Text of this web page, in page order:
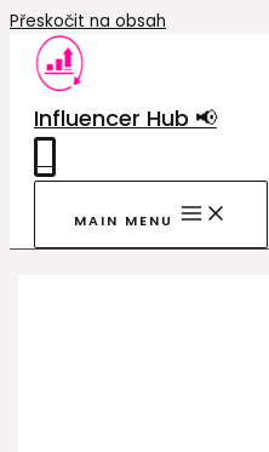
Přeskočit na obsah
Influencer Hub 📢
MAIN MENU